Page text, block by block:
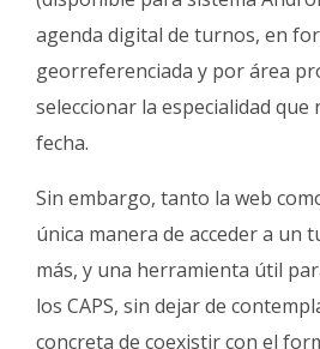
agenda digital de turnos, en
georreferenciada y por área
seleccionar la especialidad que
fecha.
Sin embargo, tanto la web
única manera de acceder a un
más, y una herramienta útil
los CAPS, sin dejar de
concreta de coexistir con el